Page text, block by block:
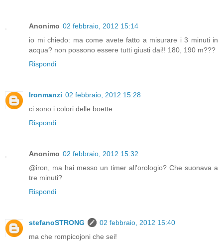
Anonimo 02 febbraio, 2012 15:14
io mi chiedo: ma come avete fatto a misurare i 3 minuti in
acqua? non possono essere tutti giusti dai!! 180, 190 m???
Rispondi
Ironmanzi 02 febbraio, 2012 15:28
ci sono i colori delle boette
Rispondi
Anonimo 02 febbraio, 2012 15:32
@iron, ma hai messo un timer all'orologio? Che suonava a
tre minuti?
Rispondi
stefanoSTRONG
02 febbraio, 2012 15:40
ma che rompicojoni che sei!